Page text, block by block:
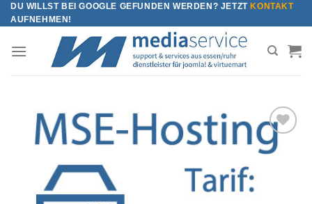
Zum
Inhalt
DU WILLST BEI GOOGLE GEFUNDEN WERDEN? JETZT KONTAKT
AUFNEHMEN!
Zur
hinzufügen